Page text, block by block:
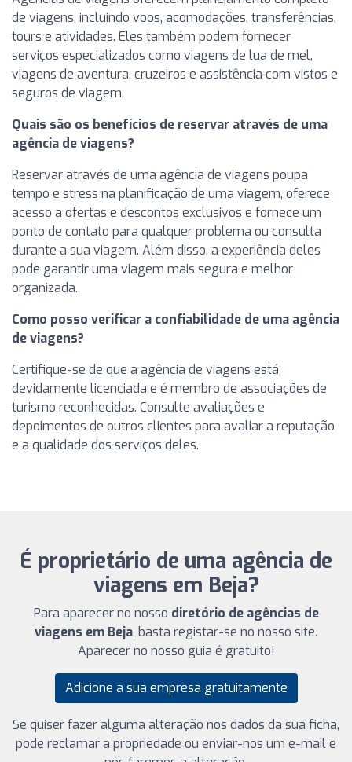
de viagens, incluindo voos, acomodações, transferências,
tours e atividades. Eles também podem fornecer
serviços especializados como viagens de lua de mel,
viagens de aventura, cruzeiros e assistência com vistos e
seguros de viagem.
Quais são os benefícios de reservar através de uma
agência de viagens?
Reservar através de uma agência de viagens poupa
tempo e stress na planificação de uma viagem, oferece
acesso a ofertas e descontos exclusivos e fornece um
ponto de contato para qualquer problema ou consulta
durante a sua viagem. Além disso, a experiência deles
pode garantir uma viagem mais segura e melhor
organizada.
Como posso verificar a confiabilidade de uma agência
de viagens?
Certifique-se de que a agência de viagens está
devidamente licenciada e é membro de associações de
turismo reconhecidas. Consulte avaliações e
depoimentos de outros clientes para avaliar a reputação
e a qualidade dos serviços deles.
É proprietário de uma agência de
viagens em Beja?
Para aparecer no nosso diretório de agências de
viagens em Beja, basta registar-se no nosso site.
Aparecer no nosso guia é gratuito!
Adicione a sua empresa gratuitamente
Se quiser fazer alguma alteração nos dados da sua ficha,
pode reclamar a propriedade ou enviar-nos um e-mail e